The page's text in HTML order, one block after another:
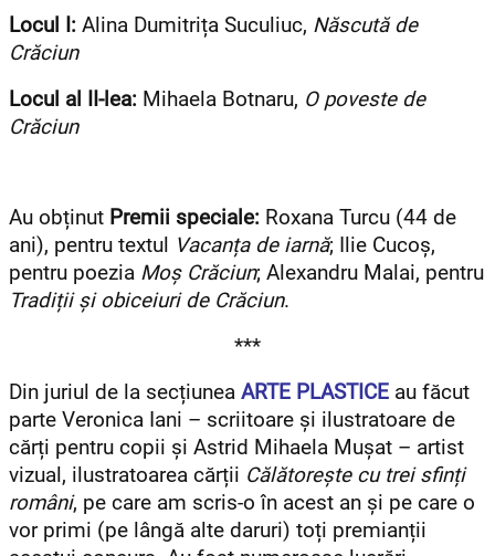
Locul I: Alina Dumitrița Suculiuc, Născută de
Crăciun
Locul al II-lea: Mihaela Botnaru, O poveste de
Crăciun
Au obținut Premii speciale: Roxana Turcu (44 de
ani), pentru textul Vacanța de iarnă; Ilie Cucoș,
pentru poezia Moș Crăciun; Alexandru Malai, pentru
Tradiții și obiceiuri de Crăciun.
***
Din juriul de la secțiunea ARTE PLASTICE au făcut
parte Veronica Iani – scriitoare și ilustratoare de
cărți pentru copii și Astrid Mihaela Mușat – artist
vizual, ilustratoarea cărții Călătorește cu trei sfinți
români, pe care am scris-o în acest an și pe care o
vor primi (pe lângă alte daruri) toți premianții